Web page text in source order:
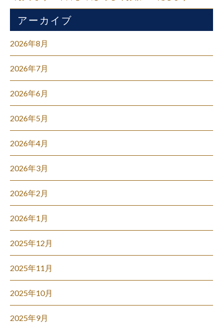
アーカイブ
2026年8月
2026年7月
2026年6月
2026年5月
2026年4月
2026年3月
2026年2月
2026年1月
2025年12月
2025年11月
2025年10月
2025年9月